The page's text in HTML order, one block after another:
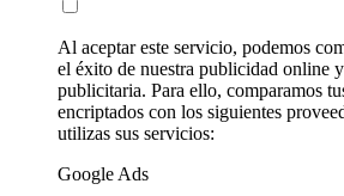
Al aceptar este servicio, podemos
el éxito de nuestra publicidad online
publicitaria. Para ello, comparamos
encriptados con los siguientes
utilizas sus servicios:
Google Ads